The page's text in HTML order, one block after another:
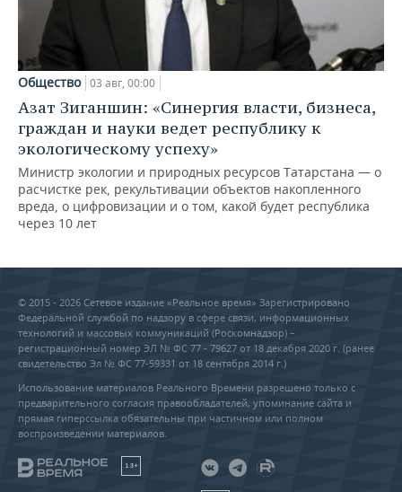
Общество 03 авг, 00:00
Азат Зиганшин: «Синергия власти, бизнеса,
граждан и науки ведет республику к
экологическому успеху»
Министр экологии и природных ресурсов Татарстана — о
расчистке рек, рекультивации объектов накопленного
вреда, о цифровизации и о том, какой будет республика
через 10 лет
© 2015 - 2026 Сетевое издание «Реальное время» Зарегистрировано
Федеральной службой по надзору в сфере связи, информационных
технологий и массовых коммуникаций (Роскомнадзор) –
регистрационный номер ЭЛ № ФС 77 - 79627 от 18 декабря 2020 г. (ранее
свидетельство Эл № ФС 77-59331 от 18 сентября 2014 г.)
Использование материалов Реального Времени разрешено только с
предварительного согласия правообладателей, упоминание сайта и
прямая гиперссылка обязательны при частичном или полном
воспроизведении материалов.
18+